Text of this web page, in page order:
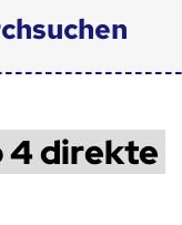
4 direkte